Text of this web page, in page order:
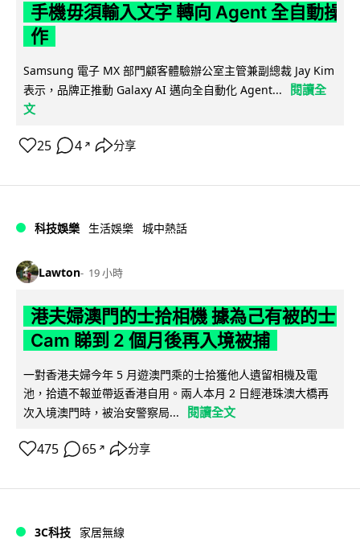
手機毋須輸入文字 轉向 Agent 全自動操
作
Samsung 電子 MX 部門顧客體驗辦公室主管兼副總裁 Jay Kim
表示，品牌正推動 Galaxy AI 邁向全自動化 Agent...
閱讀全
文
25 4 ↗ 分享
科技娛樂 生活娛樂 城中熱話
Lawton 19 小時
港夫婦澳門的士拾相機 據為己有被的士
Cam 睇到 2 個月後再入境被捕
一對香港夫婦今年 5 月遊澳門乘的士拾獲他人遺留相機及電
池，拾遺不報並帶返香港自用。兩人本月 2 日經港珠澳大橋再
次入境澳門時，被治安警察局...
閱讀全文
475 65 ↗ 分享
3C科技 家居無線